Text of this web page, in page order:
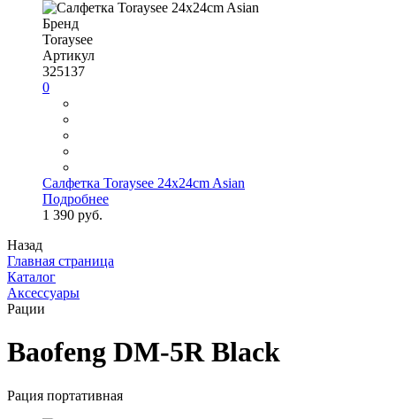
Бренд
Toraysee
Артикул
325137
0
Салфетка Toraysee 24x24cm Asian
Подробнее
1 390 руб.
Назад
Главная страница
Каталог
Аксессуары
Рации
Baofeng DM-5R Black
Рация портативная